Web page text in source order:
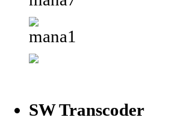
SW Transcoder